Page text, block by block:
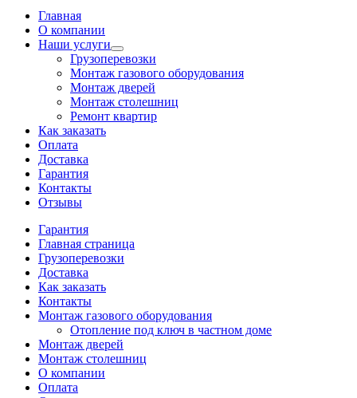
Главная
О компании
Наши услуги
Грузоперевозки
Монтаж газового оборудования
Монтаж дверей
Монтаж столешниц
Ремонт квартир
Как заказать
Оплата
Доставка
Гарантия
Контакты
Отзывы
Гарантия
Главная страница
Грузоперевозки
Доставка
Как заказать
Контакты
Монтаж газового оборудования
Отопление под ключ в частном доме
Монтаж дверей
Монтаж столешниц
О компании
Оплата